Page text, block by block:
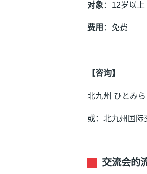
对象 ：12岁以上
费用 ：免费
【咨询】
北九州 ひとみ
或：北九州国际
交流会的